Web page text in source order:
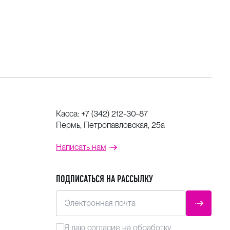
Касса: +7 (342) 212-30-87
Пермь, Петропавловская, 25а
Написать нам
ПОДПИСАТЬСЯ НА РАССЫЛКУ
Электронная почта
Я даю согласие на обработку